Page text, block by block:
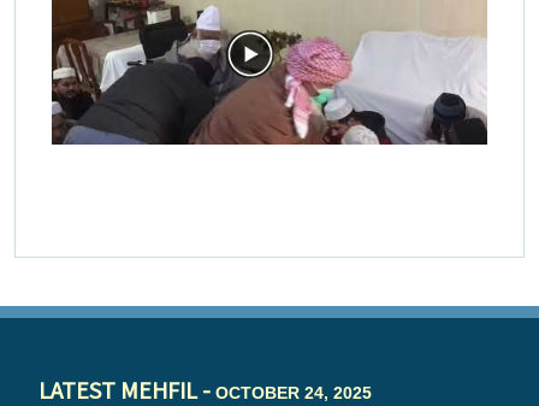
LATEST MEHFIL - OCTOBER 24, 2025